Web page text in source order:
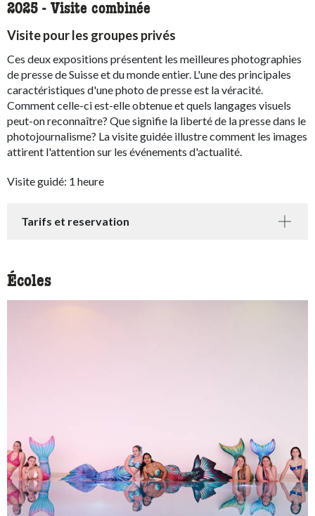
2025 - Visite combinée
Visite pour les groupes privés
Ces deux expositions présentent les meilleures photographies
de presse de Suisse et du monde entier. L'une des principales
caractéristiques d'une photo de presse est la véracité.
Comment celle-ci est-elle obtenue et quels langages visuels
peut-on reconnaître? Que signifie la liberté de la presse dans le
photojournalisme? La visite guidée illustre comment les images
attirent l'attention sur les événements d'actualité.
Visite guidé: 1 heure
Tarifs et reservation
Écoles